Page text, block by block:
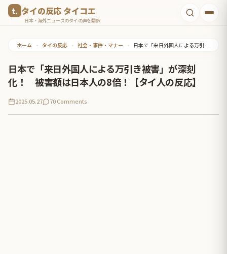
タイの反応 タイコエ
日本・海外ニュースのタイの声を翻訳
ホーム • タイの反応 • 社会・事件・マナー • 日本で「来日外国人による万引き被害」が深刻化！ 被害額は日本人の8倍！【タイ人の反応】
日本で「来日外国人による万引き被害」が深刻
化！ 被害額は日本人の8倍！【タイ人の反応】
2025.05.27 70 Comments